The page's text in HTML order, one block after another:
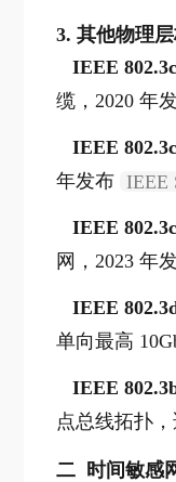
3.其他物理
IEEE
缆，2020 年
IEEE
年发布 IEEE
IEEE
网，2023 年
IEEE
单向最高
IEEE
点总线拓扑
二 时间敏感